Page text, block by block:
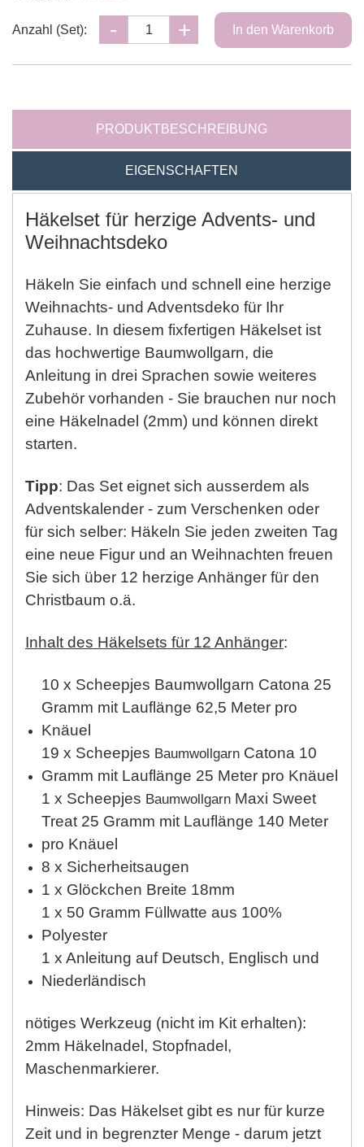
Anzahl (Set):
PRODUKTBESCHREIBUNG
EIGENSCHAFTEN
Häkelset für herzige Advents- und
Weihnachtsdeko
Häkeln Sie einfach und schnell eine herzige
Weihnachts- und Adventsdeko für Ihr
Zuhause. In diesem fixfertigen Häkelset ist
das hochwertige Baumwollgarn, die
Anleitung in drei Sprachen sowie weiteres
Zubehör vorhanden - Sie brauchen nur noch
eine Häkelnadel (2mm) und können direkt
starten.
Tipp: Das Set eignet sich ausserdem als
Adventskalender - zum Verschenken oder
für sich selber: Häkeln Sie jeden zweiten Tag
eine neue Figur und an Weihnachten freuen
Sie sich über 12 herzige Anhänger für den
Christbaum o.ä.
Inhalt des Häkelsets für 12 Anhänger:
10 x Scheepjes Baumwollgarn Catona 25
Gramm mit Lauflänge 62,5 Meter pro
Knäuel
19 x Scheepjes Baumwollgarn Catona 10
Gramm mit Lauflänge 25 Meter pro Knäuel
1 x Scheepjes Baumwollgarn Maxi Sweet
Treat 25 Gramm mit Lauflänge 140 Meter
pro Knäuel
8 x Sicherheitsaugen
1 x Glöckchen Breite 18mm
1 x 50 Gramm Füllwatte aus 100%
Polyester
1 x Anleitung auf Deutsch, Englisch und
Niederländisch
nötiges Werkzeug (nicht im Kit erhalten):
2mm Häkelnadel, Stopfnadel,
Maschenmarkierer.
Hinweis: Das Häkelset gibt es nur für kurze
Zeit und in begrenzter Menge - darum jetzt